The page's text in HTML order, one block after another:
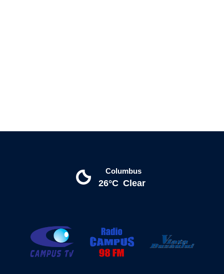
Columbus
26°C Clear